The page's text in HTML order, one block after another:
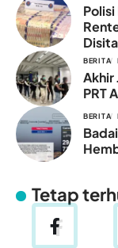
Disita
BERITA
Akhir
PRT
BERITA
Tetap